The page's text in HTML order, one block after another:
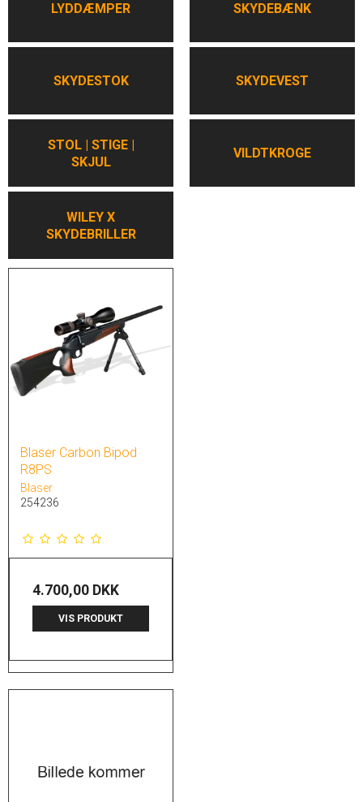
LYDDÆMPER SKYDEBÆNK
SKYDESTOK SKYDEVEST
STOL | STIGE |
SKJUL
VILDTKROGE
WILEY X
SKYDEBRILLER
Blaser Carbon Bipod
R8PS
Blaser
254236
4.700,00 DKK
VIS PRODUKT